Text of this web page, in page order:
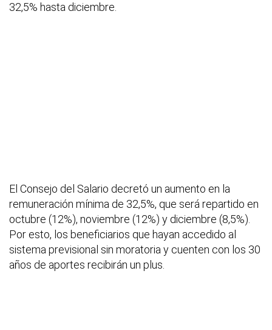
32,5% hasta diciembre.
El Consejo del Salario decretó un aumento en la
remuneración mínima de 32,5%, que será repartido en
octubre (12%), noviembre (12%) y diciembre (8,5%).
Por esto, los beneficiarios que hayan accedido al
sistema previsional sin moratoria y cuenten con los 30
años de aportes recibirán un plus.